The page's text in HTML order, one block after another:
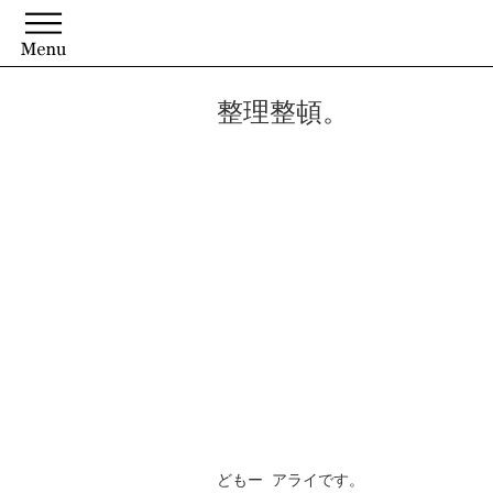
整理整頓。
どもー アライです。